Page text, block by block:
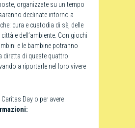
organizzate su un tempo
declinate intorno a
cura e custodia di sè, delle
e dell’ambiente. Con giochi
e le bambine potranno
diretta di queste quattro
a riportarle nel loro vivere
Day o per avere